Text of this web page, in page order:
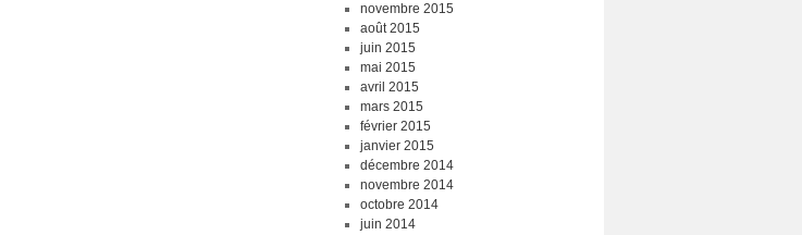
novembre 2015
août 2015
juin 2015
mai 2015
avril 2015
mars 2015
février 2015
janvier 2015
décembre 2014
novembre 2014
octobre 2014
juin 2014